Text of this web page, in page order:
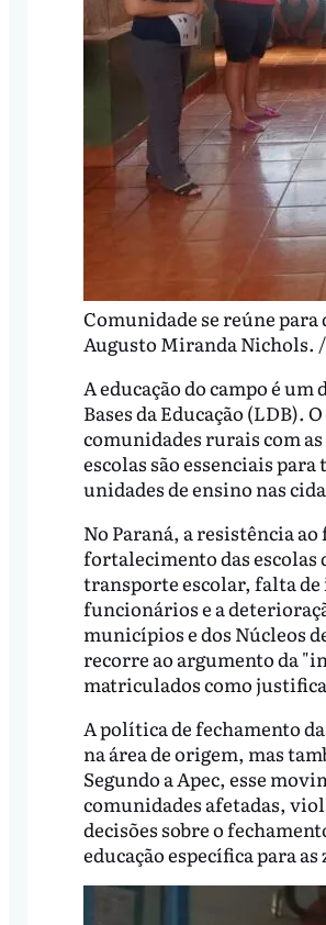
Comunidade se reúne
Augusto Miranda Nichols.
A educação do campo é
Bases da Educação (LDB).
comunidades rurais com
escolas são essenciais
unidades de ensino nas
No Paraná, a resistência
fortalecimento das escolas
transporte escolar, falta
funcionários e a
municípios e dos Núcleos
recorre ao argumento da
matriculados como
A política de fechamento
na área de origem, mas
Segundo a Apec, esse
comunidades afetadas,
decisões sobre o
educação específica para